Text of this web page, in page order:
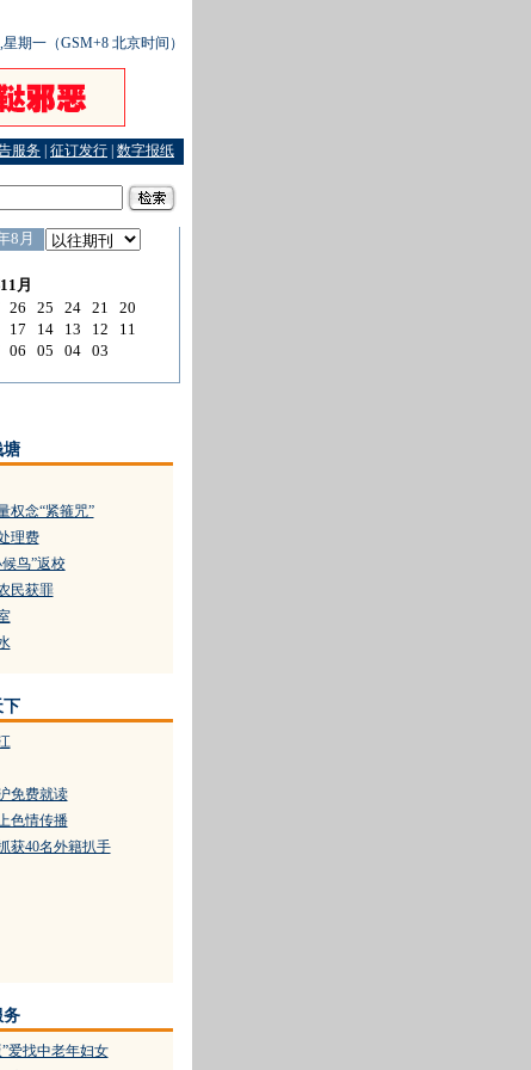
期一（GSM+8 北京时间）
服务 征订发行 数字报纸
塘
权念“紧箍咒”
理费
鸟”返校
民获罪
下
免费就读
色情传播
获40名外籍扒手
务
爱找中老年妇女